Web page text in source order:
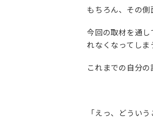
もちろん、その側
今回の取材を通
れなくなってしま
これまでの自分
「えっ、どうい